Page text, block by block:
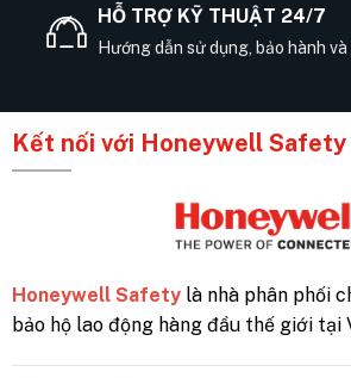
HỖ TRỢ KỸ THUẬT 24/7
Hướng dẫn sử dụng, bảo hành
Kết nối với Honeywell Safety
Honeywell Safety là nhà phân phối
bảo hộ lao động hàng đầu thế giới tại